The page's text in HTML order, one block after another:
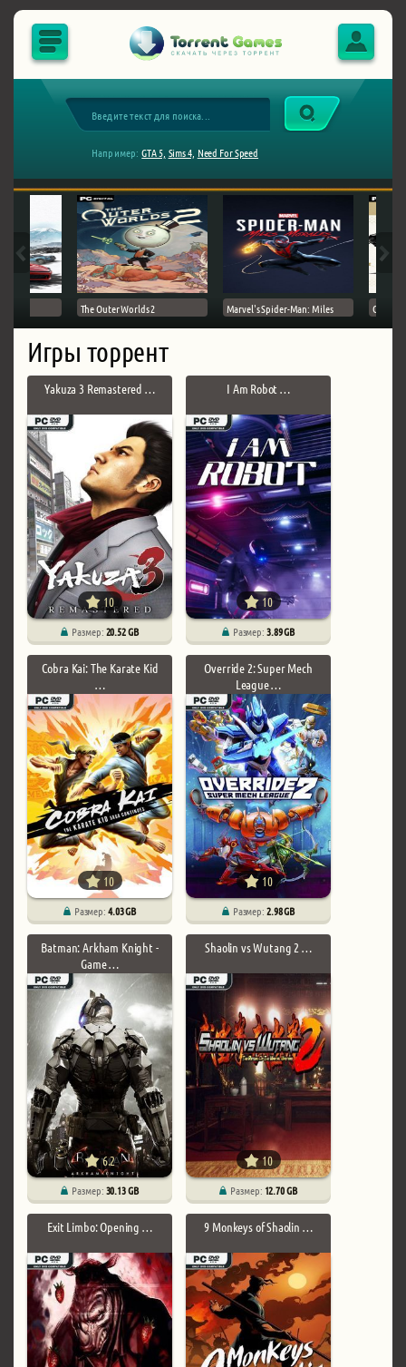
Например: GTA 5, Sims 4, Need For Speed
The Outer Worlds 2 Marvel's Spider-Man: Miles Ghost
Игры торрент
Yakuza 3 Remastered …
10
Размер:20.52 GB
I Am Robot …
10
Размер:3.89 GB
Cobra Kai: The Karate Kid
…
10
Размер:4.03 GB
Override 2: Super Mech
League …
10
Размер:2.98 GB
Batman: Arkham Knight -
Game …
6.2
Размер:30.13 GB
Shaolin vs Wutang 2 …
10
Размер: 12.70 GB
Exit Limbo: Opening … 9 Monkeys of Shaolin …